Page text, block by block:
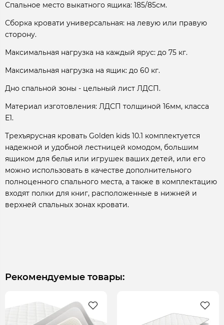
Спальное место выкатного ящика: 185/85см.
Сборка кровати универсальная: на левую или правую
сторону.
Максимальная нагрузка на каждый ярус: до 75 кг.
Максимальная нагрузка на ящик: до 60 кг.
Дно спальной зоны - цельный лист ЛДСП.
Материал изготовления: ЛДСП толщиной 16мм, класса
Е1.
Трехъярусная кровать Golden kids 10.1 комплектуется
надежной и удобной лестницей комодом, большим
ящиком для белья или игрушек ваших детей, или его
можно использовать в качестве дополнительного
полноценного спального места, а также в комплектацию
входят полки для книг, расположенные в нижней и
верхней спальных зонах кровати.
Рекомендуемые товары: